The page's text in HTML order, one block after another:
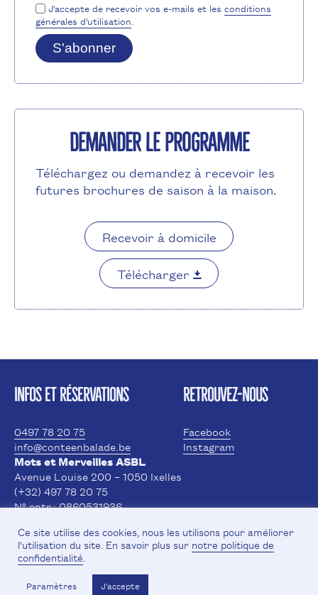
J'accepte de recevoir vos e-mails et les conditions
générales d'utilisation.
S'abonner
Demander le programme
Téléchargez ou demandez à recevoir les
futures brochures de saison à la maison.
Recevoir à domicile
Télécharger
Mots et Merveilles ASBL
Avenue Louise 200 – 1050 Ixelles
(+32) 497 78 20 75
N° entr.: 0860531936
IBAN: BE24 0014 9671 3838
Avec le soutien de la Fédération Wallonie-Bruxelles
et du Service Public Francophone Bruxellois
INFOS ET RÉSERVATIONS
0497 78 20 75
info@conteenbalade.be
RETROUVEZ-NOUS
Facebook
Instagram
Ce site utilise des cookies, nous les utilisons pour améliorer
l'utilisation du site. En savoir plus sur notre politique de
confidentialité
Paramètres J'accepte